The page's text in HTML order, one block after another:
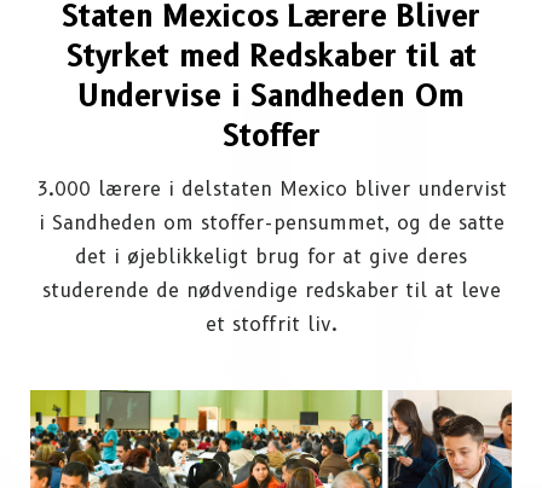
Staten Mexicos Lærere Bliver
Styrket med Redskaber til at
Undervise i Sandheden Om
Stoffer
3.000 lærere i delstaten Mexico bliver undervist
i Sandheden om stoffer-pensummet, og de satte
det i øjeblikkeligt brug for at give deres
studerende de nødvendige redskaber til at leve
et stoffrit liv.